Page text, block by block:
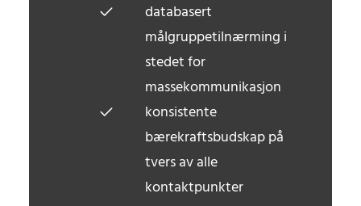
databasert
målgruppetilnærming i
stedet for
massekommunikasjon
konsistente
bærekraftsbudskap på
tvers av alle
kontaktpunkter